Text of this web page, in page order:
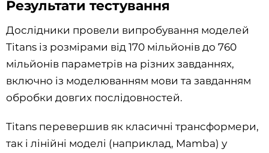
Результати тестування
Дослідники провели випробування моделей
Titans із розмірами від 170 мільйонів до 760
мільйонів параметрів на різних завданнях,
включно із моделюванням мови та завданням
обробки довгих послідовностей.
Titans перевершив як класичні трансформери,
так і лінійні моделі (наприклад, Mamba) у